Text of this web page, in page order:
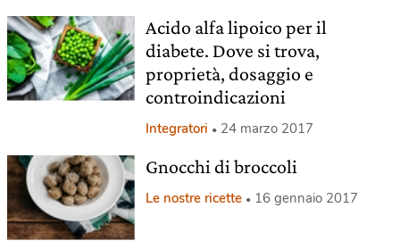
Acido alfa lipoico per il
diabete. Dove si trova,
proprietà, dosaggio e
controindicazioni
Integratori 24 marzo 2017
Gnocchi di broccoli
Le nostre ricette 16 gennaio 2017